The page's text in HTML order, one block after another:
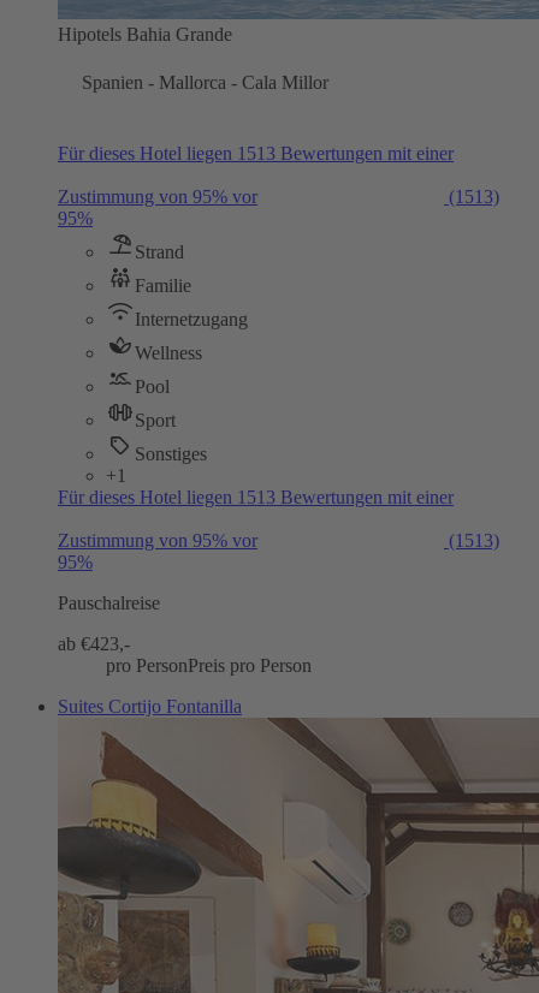
Hipotels Bahia Grande
Spanien - Mallorca - Cala Millor
Für dieses Hotel liegen 1513 Bewertungen mit einer
Zustimmung von 95% vor
(1513)
95%
Strand
Familie
Internetzugang
Wellness
Pool
Sport
Sonstiges
+1
Für dieses Hotel liegen 1513 Bewertungen mit einer
Zustimmung von 95% vor
(1513)
95%
Pauschalreise
ab €423,-
pro PersonPreis pro Person
Suites Cortijo Fontanilla